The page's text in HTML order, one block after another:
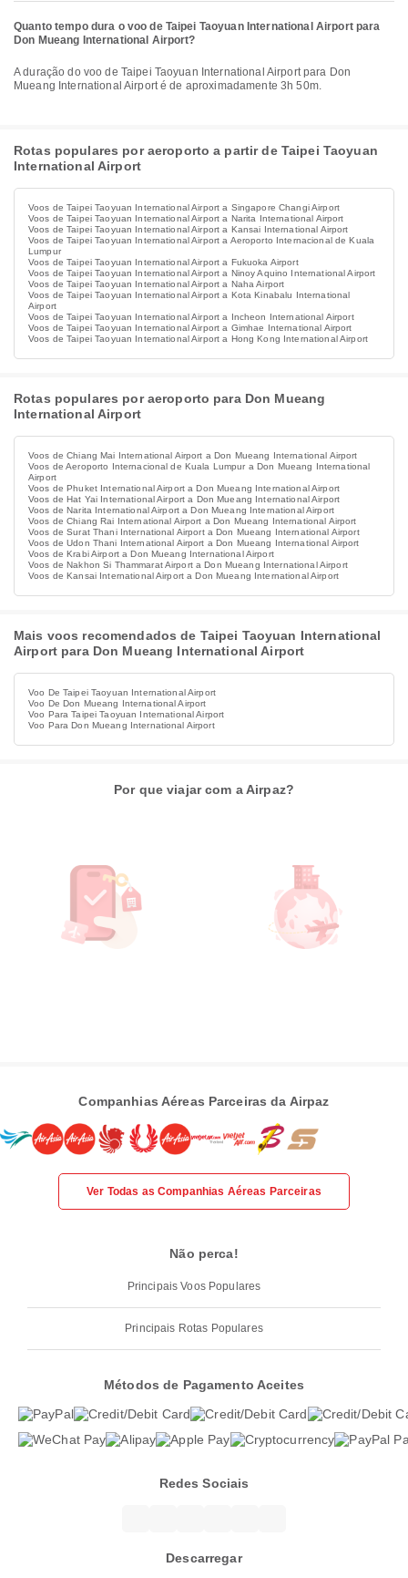
Quanto tempo dura o voo de Taipei Taoyuan International Airport para
Don Mueang International Airport?
A duração do voo de Taipei Taoyuan International Airport para Don
Mueang International Airport é de aproximadamente 3h 50m.
Rotas populares por aeroporto a partir de Taipei Taoyuan
International Airport
Voos de Taipei Taoyuan International Airport a Singapore Changi Airport
Voos de Taipei Taoyuan International Airport a Narita International Airport
Voos de Taipei Taoyuan International Airport a Kansai International Airport
Voos de Taipei Taoyuan International Airport a Aeroporto Internacional de Kuala
Lumpur
Voos de Taipei Taoyuan International Airport a Fukuoka Airport
Voos de Taipei Taoyuan International Airport a Ninoy Aquino International Airport
Voos de Taipei Taoyuan International Airport a Naha Airport
Voos de Taipei Taoyuan International Airport a Kota Kinabalu International
Airport
Voos de Taipei Taoyuan International Airport a Incheon International Airport
Voos de Taipei Taoyuan International Airport a Gimhae International Airport
Voos de Taipei Taoyuan International Airport a Hong Kong International Airport
Rotas populares por aeroporto para Don Mueang
International Airport
Voos de Chiang Mai International Airport a Don Mueang International Airport
Voos de Aeroporto Internacional de Kuala Lumpur a Don Mueang International
Airport
Voos de Phuket International Airport a Don Mueang International Airport
Voos de Hat Yai International Airport a Don Mueang International Airport
Voos de Narita International Airport a Don Mueang International Airport
Voos de Chiang Rai International Airport a Don Mueang International Airport
Voos de Surat Thani International Airport a Don Mueang International Airport
Voos de Udon Thani International Airport a Don Mueang International Airport
Voos de Krabi Airport a Don Mueang International Airport
Voos de Nakhon Si Thammarat Airport a Don Mueang International Airport
Voos de Kansai International Airport a Don Mueang International Airport
Mais voos recomendados de Taipei Taoyuan International
Airport para Don Mueang International Airport
Voo De Taipei Taoyuan International Airport
Voo De Don Mueang International Airport
Voo Para Taipei Taoyuan International Airport
Voo Para Don Mueang International Airport
Por que viajar com a Airpaz?
Companhias Aéreas Parceiras da Airpaz
Ver Todas as Companhias Aéreas Parceiras
Não perca!
Principais Voos Populares
Principais Rotas Populares
Métodos de Pagamento Aceites
Redes Sociais
Descarregar